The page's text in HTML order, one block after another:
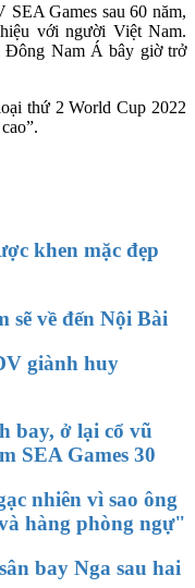
Games sau 60 năm,
với người Việt Nam.
Đông Nam Á bây giờ trở
thứ 2 World Cup 2022
khen mặc đẹp
sẽ về đến Nội Bài
giành huy
bay, ở lại cổ vũ
SEA Games 30
nhiên vì sao ông
hàng phòng ngự"
bay Nga sau hai